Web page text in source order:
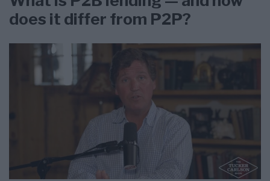
does it differ from P2P?